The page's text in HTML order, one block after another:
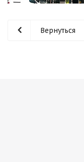
Вернуться